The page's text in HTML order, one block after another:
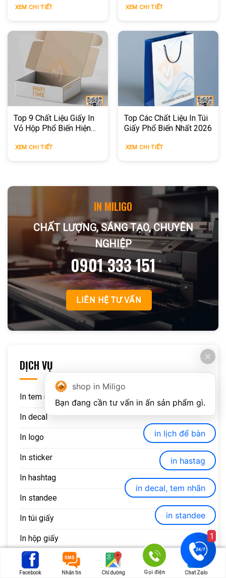
XEM CHI TIẾT XEM CHI TIẾT
Top 9 Chất Liệu Giấy In
Vỏ Hộp Phổ Biến Hiện
XEM CHI TIẾT
Top Các Chất Liệu In Túi
Giấy Phổ Biến Nhất 2026
XEM CHI TIẾT
IN MILIGO
CHẤT LƯỢNG, SÁNG TẠO, CHUYÊN
NGHIỆP
0901 333 151
LIÊN HỆ TƯ VẤN
DỊCH VỤ
In tem nhãn
In decal
In logo
In sticker
In hashtag
In standee
In túi giấy
In hộp giấy
In catalogue
Facebook Nhắn tin Chỉ đường Gọi điện Chat Zalo
shop in Miligo
in lịch để bàn
in hastag
in decal, tem nhãn
in standee
1